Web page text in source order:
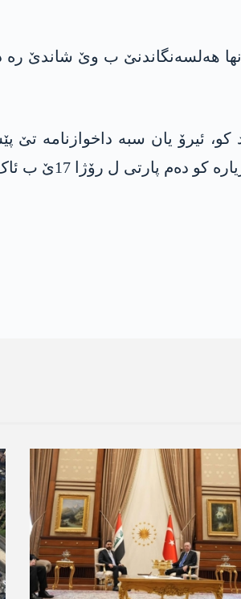
هەلسەنگاندنێ ب وێ شاندێ رە
کو، ئیرۆ یان سبە داخوازنامە
17ێ ب ئاک پارتی و مه‌هه‌پێ رە بجڤە.